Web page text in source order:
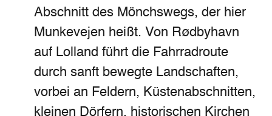
Abschnitt des Mönchswegs, der hier
Munkevejen heißt. Von Rødbyhavn
auf Lolland führt die Fahrradroute
durch sanft bewegte Landschaften,
vorbei an Feldern, Küstenabschnitten,
kleinen Dörfern, historischen Kirchen